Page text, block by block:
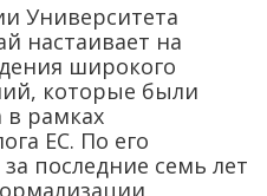
Университета
настаивает на
широкого
которые были
в рамках
ЕС. По его
последние семь лет